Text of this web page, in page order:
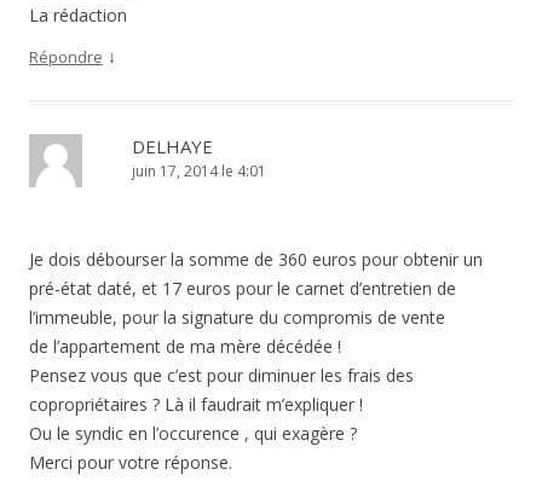
La rédaction
Répondre ↓
DELHAYE
juin 17, 2014 le 4:01
Je dois débourser la somme de 360 euros pour obtenir un
pré-état daté, et 17 euros pour le carnet d’entretien de
l’immeuble, pour la signature du compromis de vente
de l’appartement de ma mère décédée !
Pensez vous que c’est pour diminuer les frais des
copropriétaires ? Là il faudrait m’expliquer !
Ou le syndic en l’occurence , qui exagère ?
Merci pour votre réponse.